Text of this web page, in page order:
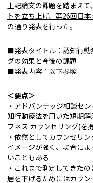
上記論文の課題を踏まえ
トを立ち上げ、第26回日
の通り発表を行った。
■発表タイトル：認知行動
グの効果と今後の課題
■発表内容：以下参照
＜要点＞
・アドバンテッジ相談セ
知行動療法を用いた短期
フネス カウンセリング)を
・依然としてカウンセリ
イメージが強く、場合に
いこともある
・これまで測定してきた
居を下げるためにはカウ